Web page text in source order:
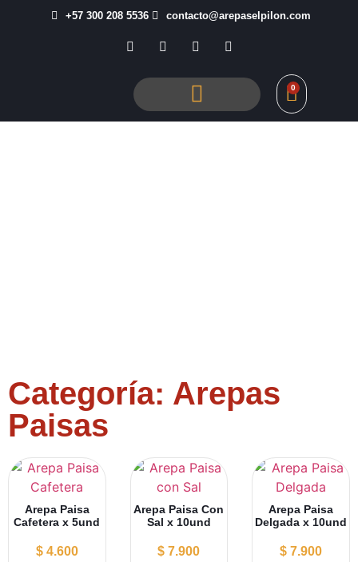
+57 300 208 5536 contacto@arepaselpilon.com
0
Categoría: Arepas
Paisas
Arepa Paisa
Cafetera x 5und
$4.600
Arepa Paisa Con
Sal x 10und
$ 7.900
Arepa Paisa
Delgada x 10und
$ 7.900